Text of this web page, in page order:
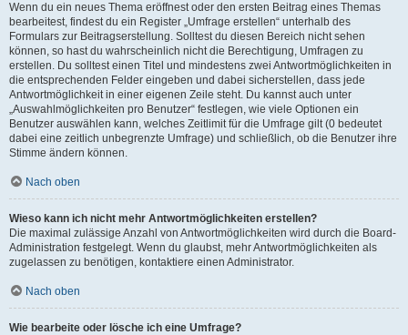
Wenn du ein neues Thema eröffnest oder den ersten Beitrag eines Themas
bearbeitest, findest du ein Register „Umfrage erstellen“ unterhalb des
Formulars zur Beitragserstellung. Solltest du diesen Bereich nicht sehen
können, so hast du wahrscheinlich nicht die Berechtigung, Umfragen zu
erstellen. Du solltest einen Titel und mindestens zwei Antwortmöglichkeiten in
die entsprechenden Felder eingeben und dabei sicherstellen, dass jede
Antwortmöglichkeit in einer eigenen Zeile steht. Du kannst auch unter
„Auswahlmöglichkeiten pro Benutzer“ festlegen, wie viele Optionen ein
Benutzer auswählen kann, welches Zeitlimit für die Umfrage gilt (0 bedeutet
dabei eine zeitlich unbegrenzte Umfrage) und schließlich, ob die Benutzer ihre
Stimme ändern können.
Nach oben
Wieso kann ich nicht mehr Antwortmöglichkeiten erstellen?
Die maximal zulässige Anzahl von Antwortmöglichkeiten wird durch die Board-
Administration festgelegt. Wenn du glaubst, mehr Antwortmöglichkeiten als
zugelassen zu benötigen, kontaktiere einen Administrator.
Nach oben
Wie bearbeite oder lösche ich eine Umfrage?